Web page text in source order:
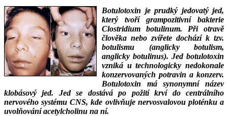
Botulotoxin je prudký jedovatý jed,
který tvoří grampozitivní bakterie
Clostridium botulinum. Při otravě
člověka nebo zvířete dochází k tzv.
botulismu (anglicky botulism,
anglicky botulinus). Jed botulotoxin
vzniká u technologicky nedokonale
konzervovaných potravin a konzerv.
Botulotoxin má synonymní název
klobásový jed. Jed se dostává po požití krví do centrálního
nervového systému CNS, kde ovlivňuje nervosvalovou ploténku a
uvolňování acetylcholinu na ní.